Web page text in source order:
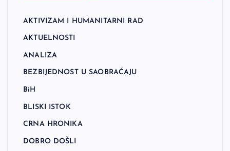
AKTIVIZAM I HUMANITARNI RAD
AKTUELNOSTI
ANALIZA
BEZBIJEDNOST U SAOBRAĆAJU
BiH
BLISKI ISTOK
CRNA HRONIKA
DOBRO DOŠLI